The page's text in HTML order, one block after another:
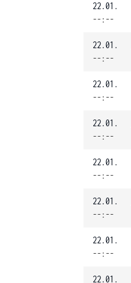
22.01.
--:--
22.01.
--:--
22.01.
--:--
22.01.
--:--
22.01.
--:--
22.01.
--:--
22.01.
--:--
22.01.